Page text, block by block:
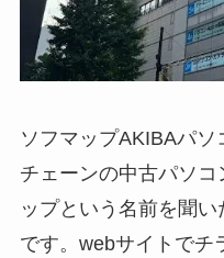
ソフマップAKIBAパ
チェーンの中古パソ
ップという名前を聞
です。webサイトでチ